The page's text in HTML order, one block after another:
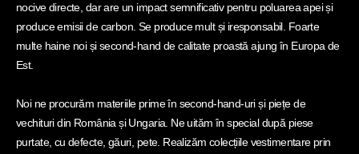
nocive directe, dar are un impact semnificativ pentru poluarea apei și
produce emisii de carbon. Se produce mult și iresponsabil. Foarte
multe haine noi și second-hand de calitate proastă ajung în Europa de
Est.
Noi ne procurăm materiile prime în second-hand-uri și piețe de
vechituri din România și Ungaria. Ne uităm în special după piese
purtate, cu defecte, găuri, pete. Realizăm colecțiile vestimentare prin